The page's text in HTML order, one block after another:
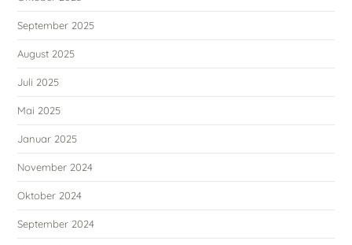
September 2025
August 2025
Juli 2025
Mai 2025
Januar 2025
November 2024
Oktober 2024
September 2024